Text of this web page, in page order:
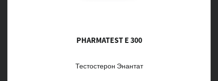
PHARMATEST E 300
Тестостерон Энантат